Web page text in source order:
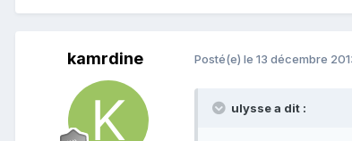
kamrdine Posté(e) le 13 décembre
ulysse a dit :